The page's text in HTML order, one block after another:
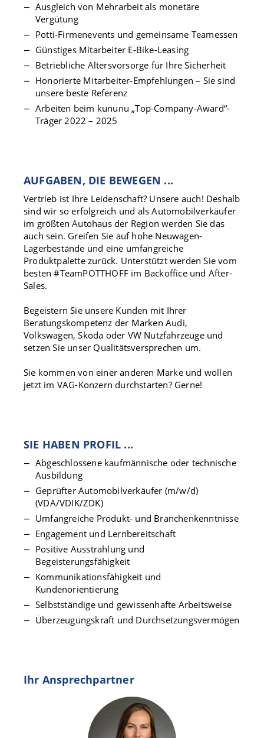
Ausgleich von Mehrarbeit als monetäre
Vergütung
Potti-Firmenevents und gemeinsame Teamessen
Günstiges Mitarbeiter E-Bike-Leasing
Betriebliche Altersvorsorge für Ihre Sicherheit
Honorierte Mitarbeiter-Empfehlungen– Sie sind
unsere beste Referenz
Arbeiten beim kununu „Top-Company-Award“-
Träger 2022– 2025
AUFGABEN, DIE BEWEGEN ...
Vertrieb ist Ihre Leidenschaft? Unsere auch! Deshalb
sind wir so erfolgreich und als Automobilverkäufer
im größten Autohaus der Region werden Sie das
auch sein. Greifen Sie auf hohe Neuwagen-
Lagerbestände und eine umfangreiche
Produktpalette zurück. Unterstützt werden Sie vom
besten #TeamPOTTHOFF im Backoffice und After-
Sales.
Begeistern Sie unsere Kunden mit Ihrer
Beratungskompetenz der Marken Audi,
Volkswagen, Skoda oder VW Nutzfahrzeuge und
setzen Sie unser Qualitätsversprechen um.
Sie kommen von einer anderen Marke und wollen
jetzt im VAG-Konzern durchstarten? Gerne!
SIE HABEN PROFIL ...
Abgeschlossene kaufmännische oder technische
Ausbildung
Geprüfter Automobilverkäufer (m/w/d)
(VDA/VDIK/ZDK)
Umfangreiche Produkt- und Branchenkenntnisse
Engagement und Lernbereitschaft
Positive Ausstrahlung und
Begeisterungsfähigkeit
Kommunikationsfähigkeit und
Kundenorientierung
Selbstständige und gewissenhafte Arbeitsweise
Überzeugungskraft und Durchsetzungsvermögen
Ihr Ansprechpartner